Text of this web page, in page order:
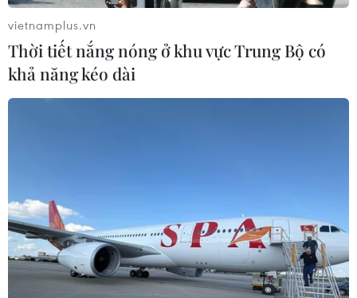
vietnamplus.vn
Thời tiết nắng nóng ở khu vực Trung Bộ có
khả năng kéo dài